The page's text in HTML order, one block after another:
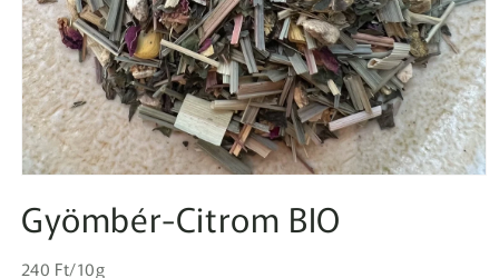
megnyitása
a
párbeszédpanelen
Gyömbér-Citrom BIO
Normál
Egységár
240 Ft/10g